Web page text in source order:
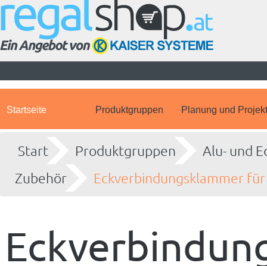
Startseite Produktgruppen Planung und
Start Produktgruppen
Alu- und
Zubehör
Eckverbindungsklammer